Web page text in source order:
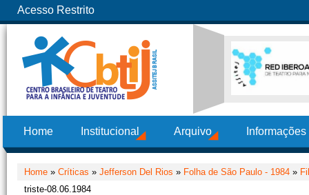
Acesso Restrito
Home Institucional Arquivo
Home » Críticas » Jefferson Del Rios » Folha de São Paulo - 1984 »
triste-08.06.1984